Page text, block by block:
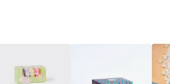
回饋者 - 購物中心商店之商品：商
採購或批發轉賣不具回饋資格： 如
購、批發轉賣而非最終消費使用者，